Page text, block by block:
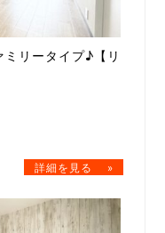
リータイプ♪【リ